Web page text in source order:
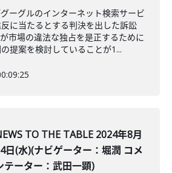
ーグルのインターネット検索サービ
に当たるとする判決を出した訴訟
市場の違法な独占を是正するために
提案を検討していることが1...
TO THE TABLE 2024年8月
日(水)(ナビゲーター：堀潤 コメ
テーター：武田一顕)